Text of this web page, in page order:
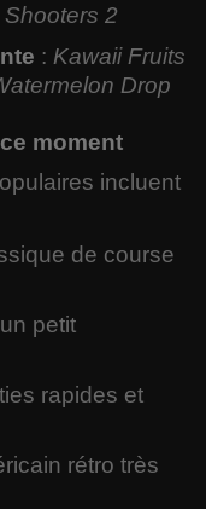
2
: Kawaii Fruits
Drop
moment
incluent
de course
petit
rapides et
rétro très